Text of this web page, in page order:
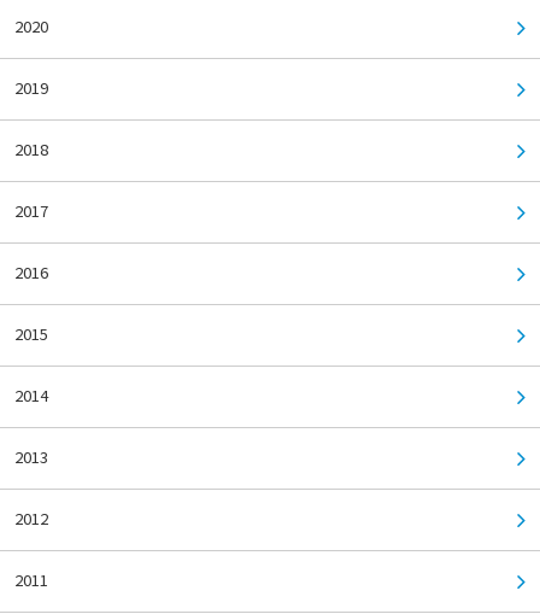
2020
2019
2018
2017
2016
2015
2014
2013
2012
2011